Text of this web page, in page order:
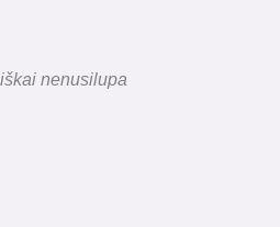
nenusilupa